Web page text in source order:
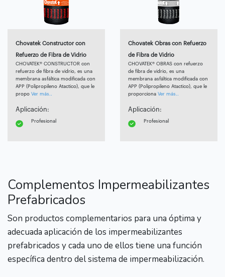
Chovatek Constructor con
Refuerzo de Fibra de Vidrio
CHOVATEK® CONSTRUCTOR con
refuerzo de fibra de vidrio, es una
membrana asfáltica modificada con
APP (Polipropileno Atactico), que le
propo Ver más..
Aplicación:
Profesional
Chovatek Obras con Refuerzo
de Fibra de Vidrio
CHOVATEK® OBRAS con refuerzo
de fibra de vidrio, es una
membrana asfáltica modificada con
APP (Polipropileno Atactico), que le
proporciona Ver más..
Aplicación:
Profesional
Complementos Impermeabilizantes
Prefabricados
Son productos complementarios para una óptima y
adecuada aplicación de los impermeabilizantes
prefabricados y cada uno de ellos tiene una función
específica dentro del sistema de impermeabilización.